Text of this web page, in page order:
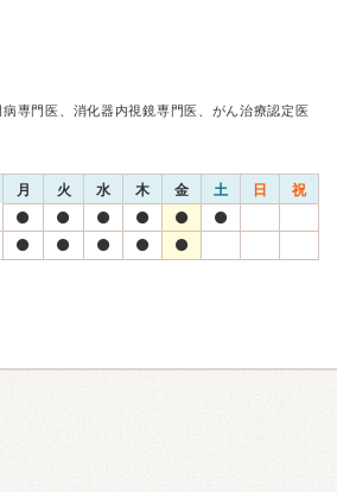
専門医、消化器内視鏡専門医、がん治療認定医
月 火 水 木 金 土 日 祝